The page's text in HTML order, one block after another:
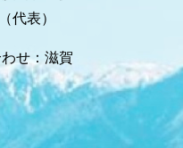
代表）
せ：滋賀